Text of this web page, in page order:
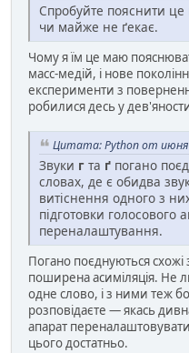
Спробуйте пояснити це
чи майже не ґекає.
Чому я їм це маю
масс-медій, і нове
експерименти з
робилися десь у
Цитата: Python от июня
Звуки г та ґ погано
словах, де є обидва
витіснення одного з
підготовки голосового
переналаштування.
Погано поєднуються схожі
поширена асиміляція. Не
одне слово, і з ними теж
розповідаєте — якась
апарат
цього достатньо.